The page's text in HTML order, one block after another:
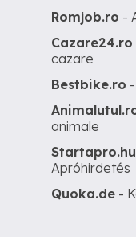
Romjob.ro -
Cazare24.ro
cazare
Bestbike.ro
animale
Startapro.hu
Apróhirdetés
Quoka.de -